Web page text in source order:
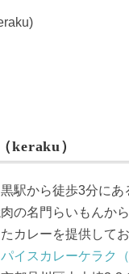
keraku）
黒駅から徒歩3分にあ
の名門らいもんか
カレーを提供してお
イスカレーケラク（